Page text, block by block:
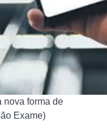
nova forma de
Exame)